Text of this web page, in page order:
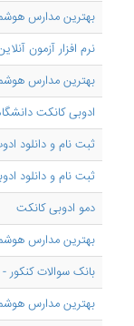
بهترین مدارس
نرم افزار آزمون
بهترین مدارس
ادوبی کانکت
ثبت نام و دانلود
ثبت نام و دانلود
دمو ادوبی کانکت
بهترین مدارس
بانک سوالات کنکور -
بهترین مدارس